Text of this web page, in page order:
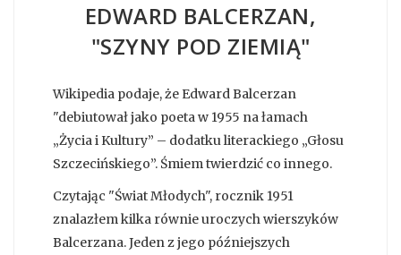
EDWARD BALCERZAN,
"SZYNY POD ZIEMIĄ"
Wikipedia podaje, że Edward Balcerzan
"debiutował jako poeta w 1955 na łamach
„Życia i Kultury” – dodatku literackiego „Głosu
Szczecińskiego”. Śmiem twierdzić co innego.
Czytając "Świat Młodych", rocznik 1951
znalazłem kilka równie uroczych wierszyków
Balcerzana. Jeden z jego późniejszych